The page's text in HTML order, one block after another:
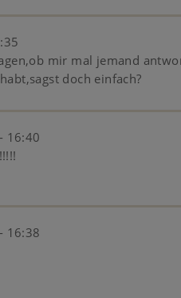
mir mal jemand
doch einfach?
16:40
16:38